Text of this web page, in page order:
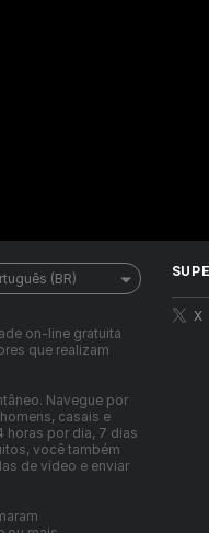
(BR)
on-line gratuita
que realizam
Navegue por
casais e
horas por dia, 7 dias
você também
de vídeo e enviar
X